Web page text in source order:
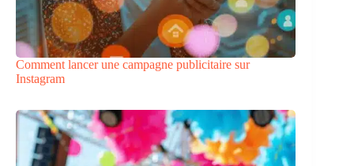
Comment lancer une campagne publicitaire sur
Instagram